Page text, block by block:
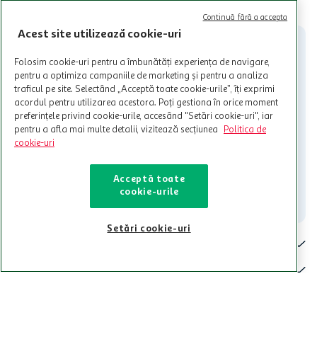
Cardul poate fi utilizat doar in legatura cu magazinele Auchan
nu poate fi utilizat in legatura cu alti comercianți sau pentru alte
nu raspunde pentru imposibilitatea utilizarii Cardului in perioada in
care aceste este suspendat sau in perioada in care sunt efectuate
intretineri sau reparatii tehnice la sistemul de utilizarea al Cardului.
Contacteaza-ne!
Iti stam mereu la dispozitie.
021-9141 contact@auchan.ro
Contact
Cine suntem
Acest site utilizează cookie-uri
Folosim cookie-uri pentru a îmbunătăți experiența de navigare,
pentru a optimiza campaniile de marketing și pentru a analiza
traficul pe site. Selectând „Acceptă toate cookie-urile”, îți exprimi
acordul pentru utilizarea acestora. Poți gestiona în orice moment
preferințele privind cookie-urile, accesând "Setări cookie-uri", iar
pentru a afla mai multe detalii, vizitează secțiunea
Politica de
cookie-uri
Acceptă toate
cookie-urile
Setări cookie-uri
Continuă fără a accepta